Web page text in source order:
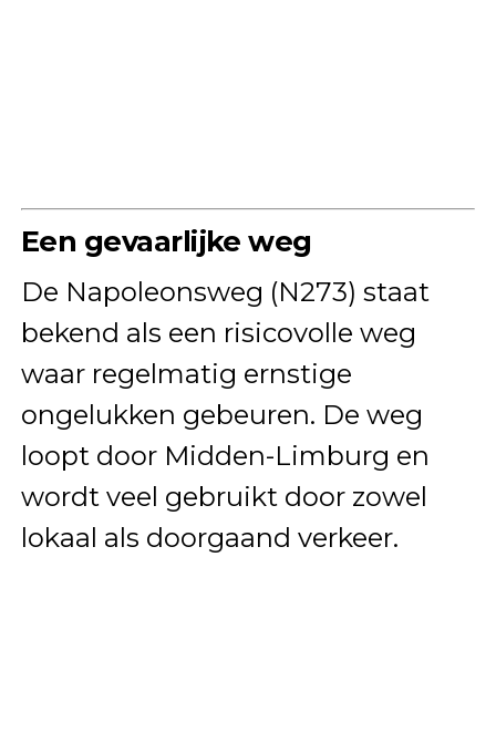
Een gevaarlijke weg
De Napoleonsweg (N273) staat
bekend als een risicovolle weg
waar regelmatig ernstige
ongelukken gebeuren. De weg
loopt door Midden-Limburg en
wordt veel gebruikt door zowel
lokaal als doorgaand verkeer.